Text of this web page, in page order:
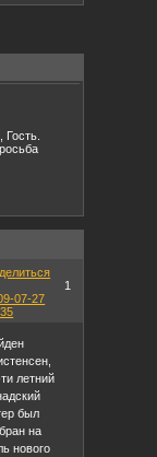
1
07-27
летний
был
на
нового